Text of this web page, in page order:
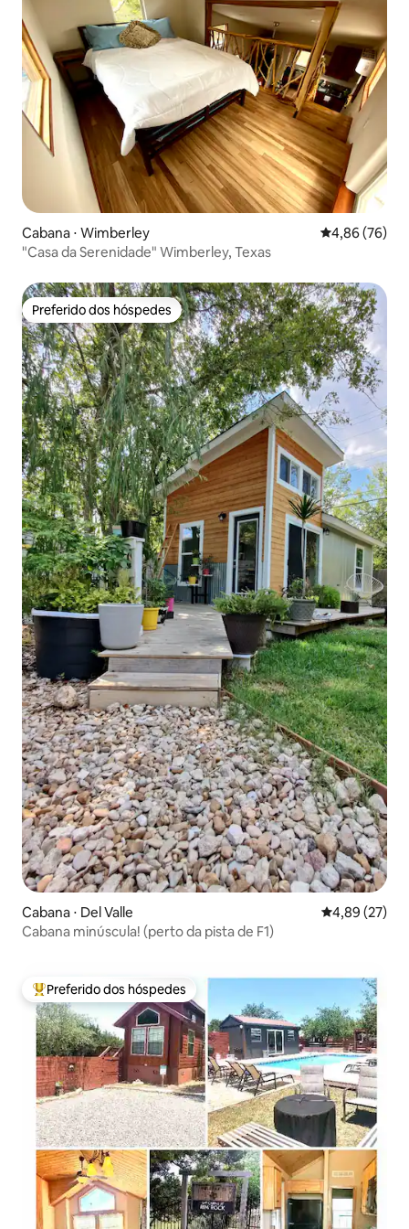
Cabana ⋅ Wimberley 4,86 de uma
4,86 (76)
"Casa da Serenidade" Wimberley, Texas
Preferido dos hóspedes
Preferido dos hóspedes
Cabana ⋅ Del Valle 4,89 de uma
4,89 (27)
Cabana minúscula! (perto da pista de F1)
Entre os melhores preferidos dos hóspedes
Preferido dos hóspedes